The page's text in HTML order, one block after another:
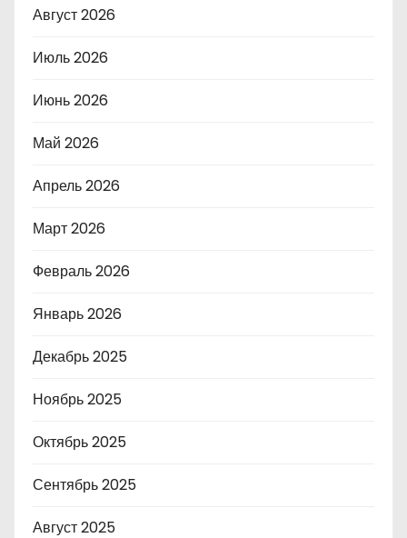
Август 2026
Июль 2026
Июнь 2026
Май 2026
Апрель 2026
Март 2026
Февраль 2026
Январь 2026
Декабрь 2025
Ноябрь 2025
Октябрь 2025
Сентябрь 2025
Август 2025